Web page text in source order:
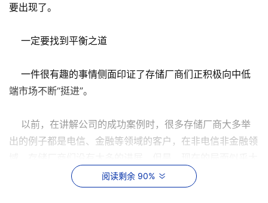
要出现了。
一定要找到平衡之道
一件很有趣的事情侧面印证了存储厂商们正积极向中低
端市场不断“挺进”。
以前，在讲解公司的成功案例时，很多存储厂商大多举
出的例子都是电信、金融等领域的客户，在非电信非金融领
有改观，政府、教育、中小企业等新客户的名单正不断地出
现在他们的宣传案例中。
阅读剩余 90%